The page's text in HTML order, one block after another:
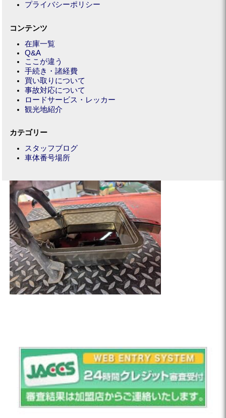
プライバシーポリシー
コンテンツ
在庫一覧
Q&A
ここが違う
手続き・諸経費
買い取りについて
事故対応について
ロードサービス・レッカー
観光地紹介
カテゴリー
スタッフブログ
車体番号場所